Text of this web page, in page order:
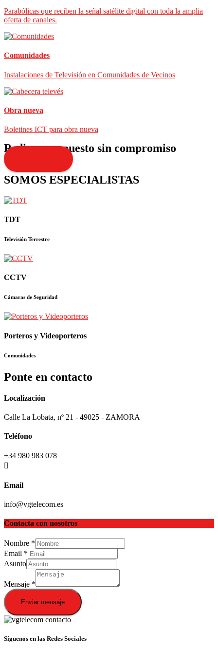
Parabólicas que reciben la señal satélite digital con toda la amplia
oferta de canales.
Comunidades
Instalaciones de Televisión en Comunidades de Vecinos
Obra nueva
Boletines ICT para obra nueva
Pedir presupuesto sin compromiso
SOMOS ESPECIALISTAS
TDT
Televisión Terrestre
CCTV
Cámaras de Seguridad
Porteros y Videoporteros
Comunidades
Ponte en contacto
Localización
Calle La Lobata, nº 21 - 49025 - ZAMORA
Teléfono
+34 980 983 078
Email
info@vgtelecom.es
Contacta con nosotros
Nombre *
Email *
Asunto
Mensaje *
Enviar mensaje
Síguenos en las Redes Sociales